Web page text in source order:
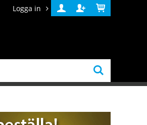
Logga in
Logga
in
Skapa
konto
Varukorg